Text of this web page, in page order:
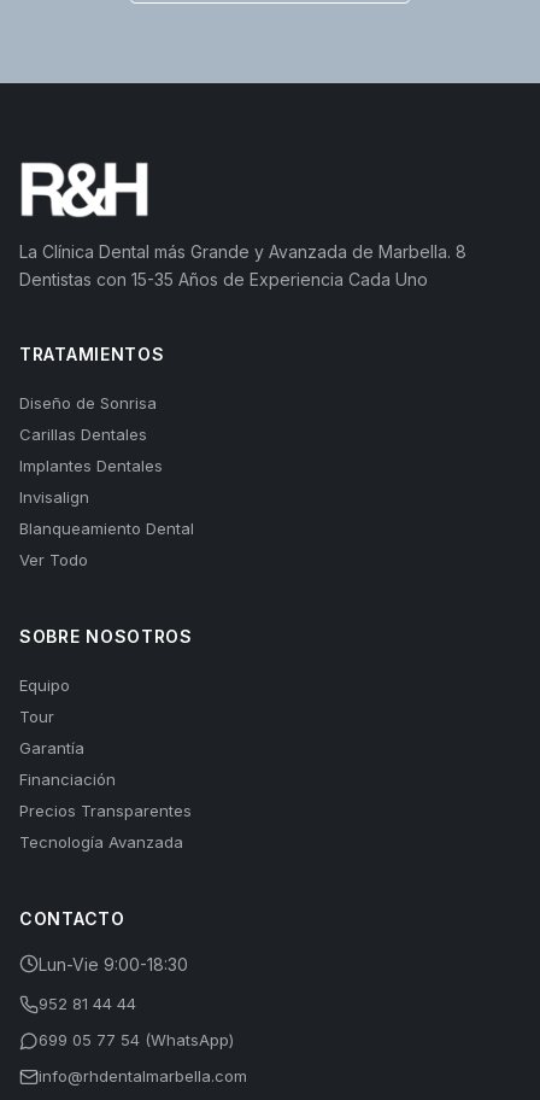
La Clínica Dental más Grande y Avanzada de Marbella. 8
Dentistas con 15-35 Años de Experiencia Cada Uno
TRATAMIENTOS
Diseño de Sonrisa
Carillas Dentales
Implantes Dentales
Invisalign
Blanqueamiento Dental
Ver Todo
SOBRE NOSOTROS
Equipo
Tour
Garantía
Financiación
Precios Transparentes
Tecnología Avanzada
CONTACTO
Lun-Vie 9:00-18:30
952 81 44 44
699 05 77 54 (WhatsApp)
info@rhdentalmarbella.com